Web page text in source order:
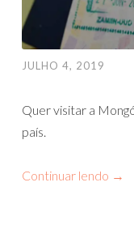
JULHO 4, 2019
Quer visitar a
país.
Continuar lendo →